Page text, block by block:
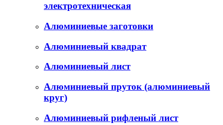
электротехническая
Алюминиевые заготовки
Алюминиевый квадрат
Алюминиевый лист
Алюминиевый пруток (алюминиевый
круг)
Алюминиевый рифленый лист